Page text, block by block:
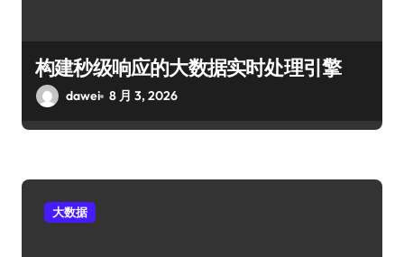
构建秒级响应的大数据实时处理引擎
dawei 8 月 3, 2026
大数据